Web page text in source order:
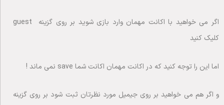
اگر می خواهید با اکانت مهمان وارد بازی شوید بر روی گزینه guest
کلیک کنید
اما این را توجه کنید که در اکانت مهمان اکانت شما save نمی ماند !
و اگر هم می خواهید بر روی جیمیل مورد نظرتان ثبت شود بر روی گزینه